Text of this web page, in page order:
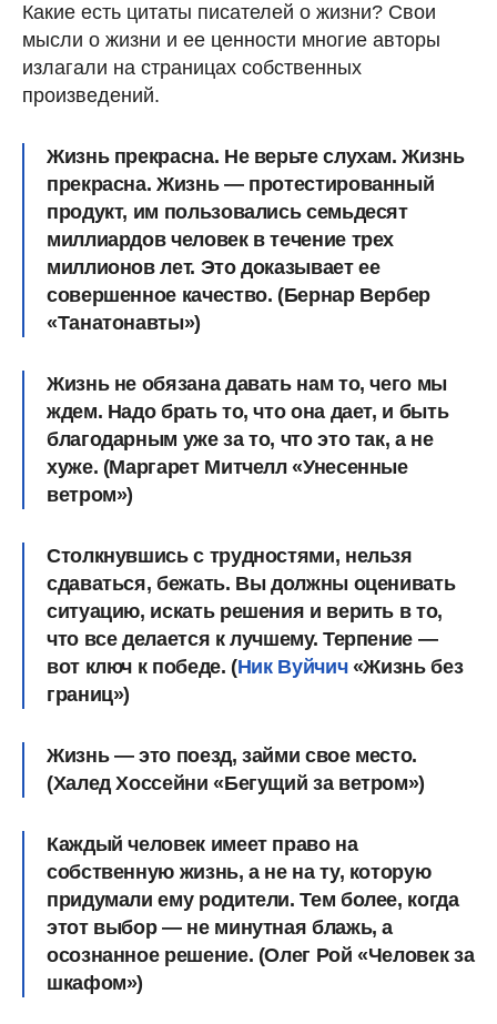
Какие есть цитаты писателей о жизни? Свои
мысли о жизни и ее ценности многие авторы
излагали на страницах собственных
произведений.
Жизнь прекрасна. Не верьте слухам. Жизнь
прекрасна. Жизнь ― протестированный
продукт, им пользовались семьдесят
миллиардов человек в течение трех
миллионов лет. Это доказывает ее
совершенное качество. (Бернар Вербер
«Танатонавты»)
Жизнь не обязана давать нам то, чего мы
ждем. Надо брать то, что она дает, и быть
благодарным уже за то, что это так, а не
хуже. (Маргарет Митчелл «Унесенные
ветром»)
Столкнувшись с трудностями, нельзя
сдаваться, бежать. Вы должны оценивать
ситуацию, искать решения и верить в то,
что все делается к лучшему. Терпение —
вот ключ к победе. (Ник Вуйчич«Жизнь без
границ»)
Жизнь — это поезд, займи свое место.
(Халед Хоссейни «Бегущий за ветром»)
Каждый человек имеет право на
собственную жизнь, а не на ту, которую
придумали ему родители. Тем более, когда
этот выбор — не минутная блажь, а
осознанное решение. (Олег Рой «Человек за
шкафом»)